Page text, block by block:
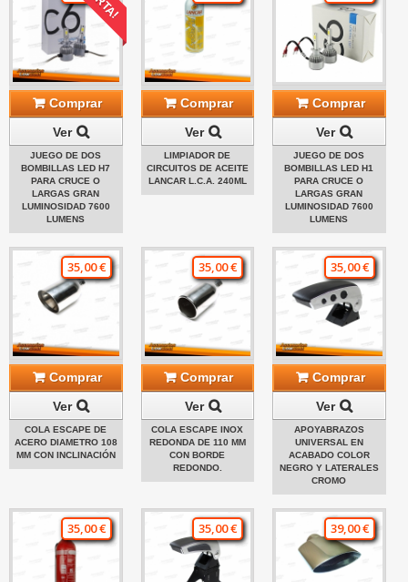
Comprar
Ver
JUEGO DE DOS
BOMBILLAS LED H7
PARA CRUCE O
LARGAS GRAN
LUMINOSIDAD 7600
LUMENS
Comprar
Ver
LIMPIADOR DE
CIRCUITOS DE ACEITE
LANCAR L.C.A. 240ML
Comprar
Ver
JUEGO DE DOS
BOMBILLAS LED H1
PARA CRUCE O
LARGAS GRAN
LUMINOSIDAD 7600
LUMENS
35,00 €
Comprar
Ver
COLA ESCAPE DE
ACERO DIAMETRO 108
MM CON INCLINACIÓN
35,00 €
Comprar
Ver
COLA ESCAPE INOX
REDONDA DE 110 MM
CON BORDE
REDONDO.
35,00 €
Comprar
Ver
APOYABRAZOS
UNIVERSAL EN
ACABADO COLOR
NEGRO Y LATERALES
CROMO
35,00 € 35,00 € 39,00 €